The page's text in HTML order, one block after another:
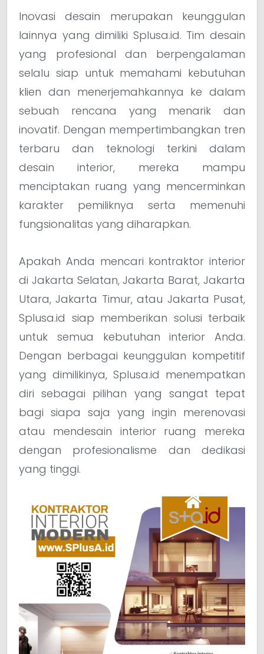
Inovasi desain merupakan keunggulan
lainnya yang dimiliki Splusa.id. Tim desain
yang profesional dan berpengalaman
selalu siap untuk memahami kebutuhan
klien dan menerjemahkannya ke dalam
sebuah rencana yang menarik dan
inovatif. Dengan mempertimbangkan tren
terbaru dan teknologi terkini dalam
desain interior, mereka mampu
menciptakan ruang yang mencerminkan
karakter pemiliknya serta memenuhi
fungsionalitas yang diharapkan.
Apakah Anda mencari kontraktor interior
di Jakarta Selatan, Jakarta Barat, Jakarta
Utara, Jakarta Timur, atau Jakarta Pusat,
Splusa.id siap memberikan solusi terbaik
untuk semua kebutuhan interior Anda.
Dengan berbagai keunggulan kompetitif
yang dimilikinya, Splusa.id menempatkan
diri sebagai pilihan yang sangat tepat
bagi siapa saja yang ingin merenovasi
atau mendesain interior ruang mereka
dengan profesionalisme dan dedikasi
yang tinggi.